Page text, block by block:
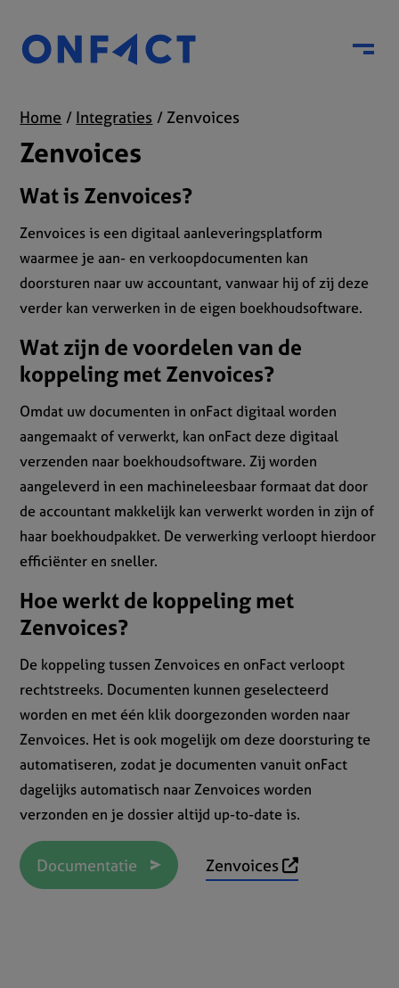
Menu
Home Integraties Zenvoices
Zenvoices
Wat is Zenvoices?
Zenvoices is een digitaal aanleveringsplatform
waarmee je aan- en verkoopdocumenten kan
doorsturen naar uw accountant, vanwaar hij of zij deze
verder kan verwerken in de eigen boekhoudsoftware.
Wat zijn de voordelen van de
koppeling met Zenvoices?
Omdat uw documenten in onFact digitaal worden
aangemaakt of verwerkt, kan onFact deze digitaal
verzenden naar boekhoudsoftware. Zij worden
aangeleverd in een machineleesbaar formaat dat door
de accountant makkelijk kan verwerkt worden in zijn of
haar boekhoudpakket. De verwerking verloopt hierdoor
efficiënter en sneller.
Hoe werkt de koppeling met
Zenvoices?
De koppeling tussen Zenvoices en onFact verloopt
rechtstreeks. Documenten kunnen geselecteerd
worden en met één klik doorgezonden worden naar
Zenvoices. Het is ook mogelijk om deze doorsturing te
automatiseren, zodat je documenten vanuit onFact
dagelijks automatisch naar Zenvoices worden
verzonden en je dossier altijd up-to-date is.
Documentatie Zenvoices